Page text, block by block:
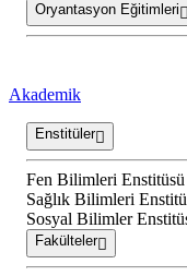
Oryantasyon Eğitimleri
Akademik
Enstitüler
Fen Bilimleri Enstitüsü
Sağlık Bilimleri
Sosyal Bilimler
Fakülteler